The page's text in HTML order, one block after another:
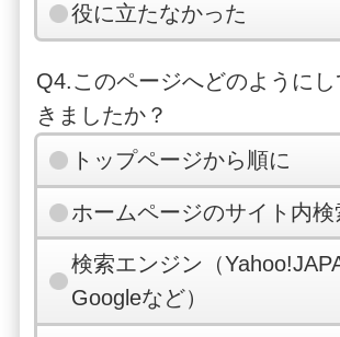
役に立たなかった
Q4.このページへどのように
きましたか？
トップページから順に
ホームページのサイト内検
検索エンジン（
Googleなど）